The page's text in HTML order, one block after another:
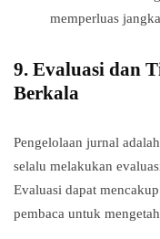
memperluas
9. Evaluasi dan
Berkala
Pengelolaan jurnal
selalu melakukan
Evaluasi dapat
pembaca untuk